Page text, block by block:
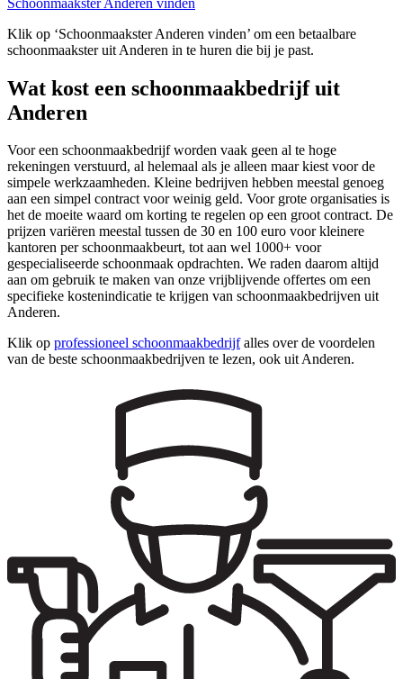
Klik op ‘Schoonmaakster Anderen vinden’ om een betaalbare
schoonmaakster uit Anderen in te huren die bij je past.
Wat kost een schoonmaakbedrijf uit
Anderen
Voor een schoonmaakbedrijf worden vaak geen al te hoge
rekeningen verstuurd, al helemaal als je alleen maar kiest voor de
simpele werkzaamheden. Kleine bedrijven hebben meestal genoeg
aan een simpel contract voor weinig geld. Voor grote organisaties is
het de moeite waard om korting te regelen op een groot contract. De
prijzen variëren meestal tussen de 30 en 100 euro voor kleinere
kantoren per schoonmaakbeurt, tot aan wel 1000+ voor
gespecialiseerde schoonmaak opdrachten. We raden daarom altijd
aan om gebruik te maken van onze vrijblijvende offertes om een
specifieke kostenindicatie te krijgen van schoonmaakbedrijven uit
Anderen.
Klik op professioneel schoonmaakbedrijfalles over de voordelen
van de beste schoonmaakbedrijven te lezen, ook uit Anderen.